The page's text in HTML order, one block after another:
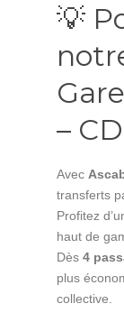
💡
–
Avec
transferts
Profitez
haut de
Dès 4
plus
collective.